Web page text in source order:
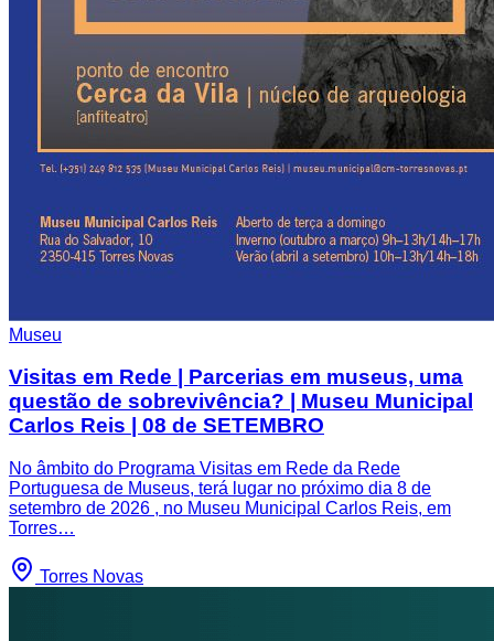
Museu
Visitas em Rede | Parcerias em museus, uma
questão de sobrevivência? | Museu Municipal
Carlos Reis | 08 de SETEMBRO
No âmbito do Programa Visitas em Rede da Rede
Portuguesa de Museus, terá lugar no próximo dia 8 de
setembro de 2026 , no Museu Municipal Carlos Reis, em
Torres…
Torres Novas